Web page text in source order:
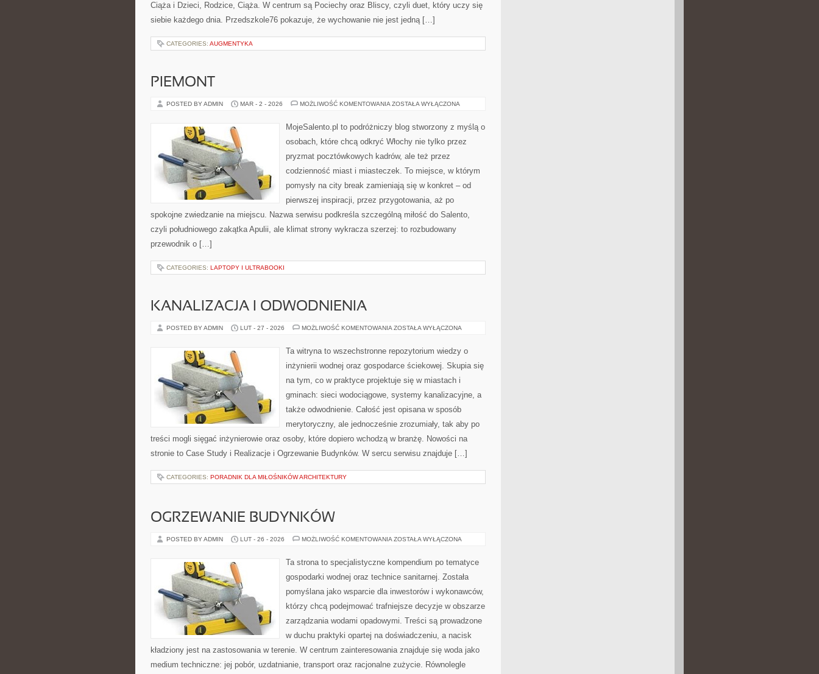
Ciąża i Dzieci, Rodzice, Ciąża. W centrum są Pociechy oraz Bliscy, czyli duet, który uczy się
siebie każdego dnia. Przedszkole76 pokazuje, że wychowanie nie jest jedną […]
CATEGORIES: AUGMENTYKA
PIEMONT
POSTED BY ADMIN MAR - 2 - 2026 MOŻLIWOŚĆ KOMENTOWANIA PIEMONT
ZOSTAŁA WYŁĄCZONA
MojeSalento.pl to podróżniczy blog stworzony z myślą o
osobach, które chcą odkryć Włochy nie tylko przez
pryzmat pocztówkowych kadrów, ale też przez
codzienność miast i miasteczek. To miejsce, w którym
pomysły na city break zamieniają się w konkret – od
pierwszej inspiracji, przez przygotowania, aż po
spokojne zwiedzanie na miejscu. Nazwa serwisu podkreśla szczególną miłość do Salento,
czyli południowego zakątka Apulii, ale klimat strony wykracza szerzej: to rozbudowany
przewodnik o […]
CATEGORIES: LAPTOPY I ULTRABOOKI
KANALIZACJA I ODWODNIENIA
POSTED BY ADMIN LUT - 27 - 2026 MOŻLIWOŚĆ KOMENTOWANIA KANALIZACJA
ZOSTAŁA WYŁĄCZONA
Ta witryna to wszechstronne repozytorium wiedzy o
inżynierii wodnej oraz gospodarce ściekowej. Skupia się
na tym, co w praktyce projektuje się w miastach i
gminach: sieci wodociągowe, systemy kanalizacyjne, a
także odwodnienie. Całość jest opisana w sposób
merytoryczny, ale jednocześnie zrozumiały, tak aby po
treści mogli sięgać inżynierowie oraz osoby, które dopiero wchodzą w branżę. Nowości na
stronie to Case Study i Realizacje i Ogrzewanie Budynków. W sercu serwisu znajduje […]
CATEGORIES: PORADNIK DLA MIŁOŚNIKÓW ARCHITEKTURY
OGRZEWANIE BUDYNKÓW
POSTED BY ADMIN LUT - 26 - 2026 MOŻLIWOŚĆ KOMENTOWANIA OGRZEWANIE
ZOSTAŁA WYŁĄCZONA
Ta strona to specjalistyczne kompendium po tematyce
gospodarki wodnej oraz technice sanitarnej. Została
pomyślana jako wsparcie dla inwestorów i wykonawców,
którzy chcą podejmować trafniejsze decyzje w obszarze
zarządzania wodami opadowymi. Treści są prowadzone
w duchu praktyki opartej na doświadczeniu, a nacisk
kładziony jest na zastosowania w terenie. W centrum zainteresowania znajduje się woda jako
medium techniczne: jej pobór, uzdatnianie, transport oraz racjonalne zużycie. Równolegle